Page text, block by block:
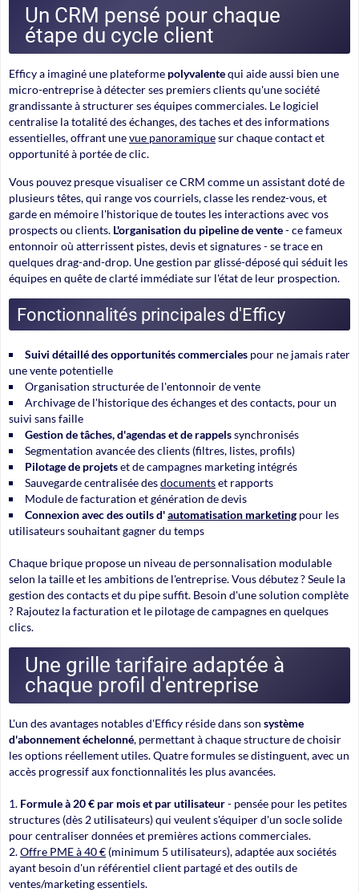
Un CRM pensé pour chaque
étape du cycle client
Efficy a imaginé une plateforme polyvalentequi aide aussi bien une
micro-entreprise à détecter ses premiers clients qu'une société
grandissante à structurer ses équipes commerciales. Le logiciel
centralise la totalité des échanges, des taches et des informations
essentielles, offrant unevue panoramiquesur chaque contact et
opportunité à portée de clic.
Vous pouvez presque visualiser ce CRM comme un assistant doté de
plusieurs têtes, qui range vos courriels, classe les rendez-vous, et
garde en mémoire l'historique de toutes les interactions avec vos
prospects ou clients. L'organisation du pipeline de vente- ce fameux
entonnoir où atterrissent pistes, devis et signatures - se trace en
quelques drag-and-drop. Une gestion par glissé-déposé qui séduit les
équipes en quête de clarté immédiate sur l'état de leur prospection.
Fonctionnalités principales d'Efficy
Suivi détaillé des opportunités commerciales pour ne jamais rater
une vente potentielle
Organisation structurée de l'entonnoir de vente
Archivage de l'historique des échanges et des contacts, pour un
suivi sans faille
Gestion de tâches, d'agendas et de rappelssynchronisés
Segmentation avancée des clients (filtres, listes, profils)
Pilotage de projetset de campagnes marketing intégrés
Sauvegarde centralisée desdocumentset rapports
Module de facturation et génération de devis
Connexion avec des outils d'automatisation marketing pour les
utilisateurs souhaitant gagner du temps
Chaque brique propose un niveau de personnalisation modulable
selon la taille et les ambitions de l'entreprise. Vous débutez ? Seule la
gestion des contacts et du pipe suffit. Besoin d'une solution complète
? Rajoutez la facturation et le pilotage de campagnes en quelques
clics.
Une grille tarifaire adaptée à
chaque profil d'entreprise
L'un des avantages notables d'Efficy réside dans son système
d'abonnement échelonné, permettant à chaque structure de choisir
les options réellement utiles. Quatre formules se distinguent, avec un
accès progressif aux fonctionnalités les plus avancées.
Formule à 20 € par mois et par utilisateur- pensée pour les petites
structures (dès 2 utilisateurs) qui veulent s'équiper d'un socle solide
pour centraliser données et premières actions commerciales.
Offre PME à 40 € (minimum 5 utilisateurs), adaptée aux sociétés
ayant besoin d'un référentiel client partagé et des outils de
ventes/marketing essentiels.